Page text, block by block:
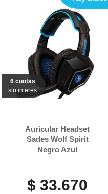
6 cuotas
sin interes
Auricular Headset
Sades Wolf Spirit
Negro Azul
$ 33.670